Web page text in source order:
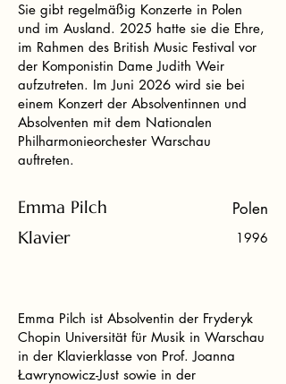
Sie gibt regelmäßig Konzerte in Polen
und im Ausland. 2025 hatte sie die Ehre,
im Rahmen des British Music Festival vor
der Komponistin Dame Judith Weir
aufzutreten. Im Juni 2026 wird sie bei
einem Konzert der Absolventinnen und
Absolventen mit dem Nationalen
Philharmonieorchester Warschau
auftreten.
Emma Pilch Polen
Klavier 1996
Emma Pilch ist Absolventin der Fryderyk
Chopin Universität für Musik in Warschau
in der Klavierklasse von Prof. Joanna
Ławrynowicz-Just sowie in der